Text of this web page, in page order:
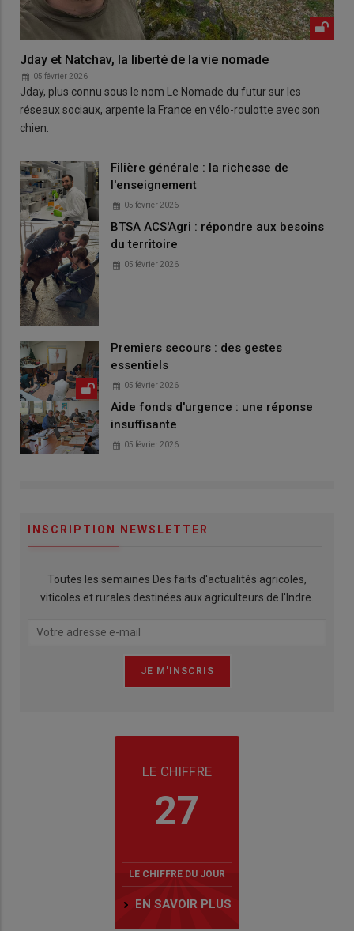
Jday et Natchav, la liberté de la vie nomade
05 février 2026
Jday, plus connu sous le nom Le Nomade du futur sur les
réseaux sociaux, arpente la France en vélo-roulotte avec son
chien.
Filière générale : la richesse de
l'enseignement
05 février 2026
BTSA ACS'Agri : répondre aux besoins
du territoire
05 février 2026
Premiers secours : des gestes
essentiels
05 février 2026
Aide fonds d'urgence : une réponse
insuffisante
05 février 2026
INSCRIPTION NEWSLETTER
Toutes les semaines Des faits d'actualités agricoles,
viticoles et rurales destinées aux agriculteurs de l'Indre.
LE CHIFFRE
27
LE CHIFFRE DU JOUR
EN SAVOIR PLUS